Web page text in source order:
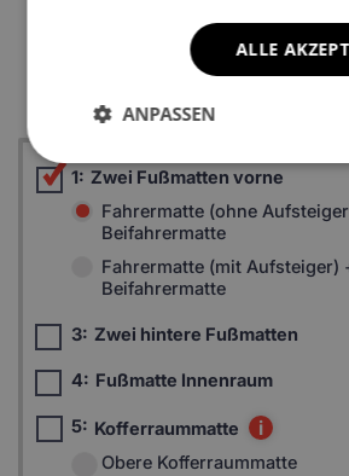
*Ein Beispielfoto. Das Finalprodukt
1: Zwei Fußmatten vorne
Fahrermatte (ohne
Beifahrermatte
Fahrermatte (mit Aufsteiger)
Beifahrermatte
3: Zwei hintere Fußmatten
4: Fußmatte Innenraum
5: Kofferraummatte i
Obere Kofferraummatte
ALLE
ANPASSEN